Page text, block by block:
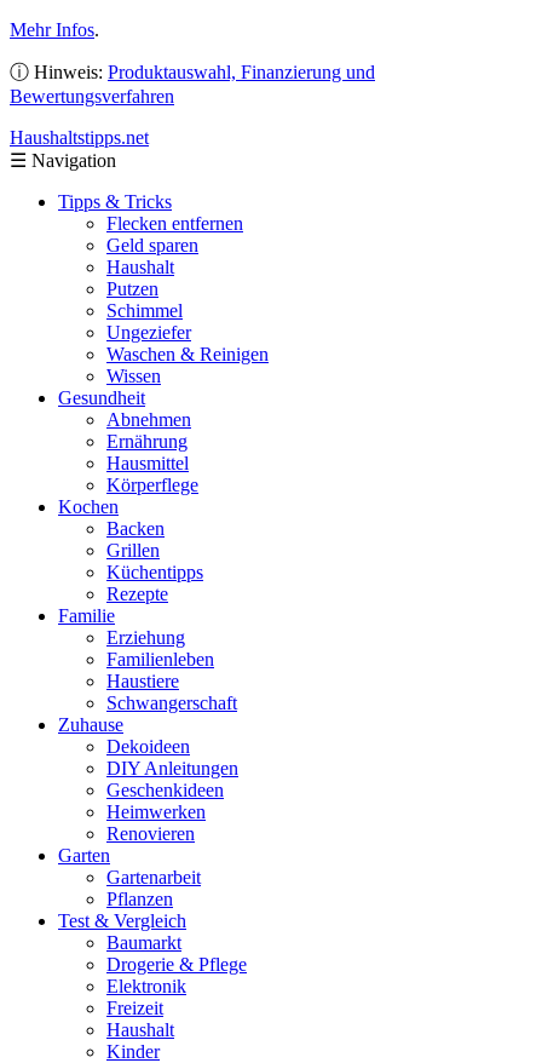
Mehr Infos.
ⓘ Hinweis: Produktauswahl, Finanzierung und
Bewertungsverfahren
Haushaltstipps.net
☰ Navigation
Tipps & Tricks
Flecken entfernen
Geld sparen
Haushalt
Putzen
Schimmel
Ungeziefer
Waschen & Reinigen
Wissen
Gesundheit
Abnehmen
Ernährung
Hausmittel
Körperflege
Kochen
Backen
Grillen
Küchentipps
Rezepte
Familie
Erziehung
Familienleben
Haustiere
Schwangerschaft
Zuhause
Dekoideen
DIY Anleitungen
Geschenkideen
Heimwerken
Renovieren
Garten
Gartenarbeit
Pflanzen
Test & Vergleich
Baumarkt
Drogerie & Pflege
Elektronik
Freizeit
Haushalt
Kinder